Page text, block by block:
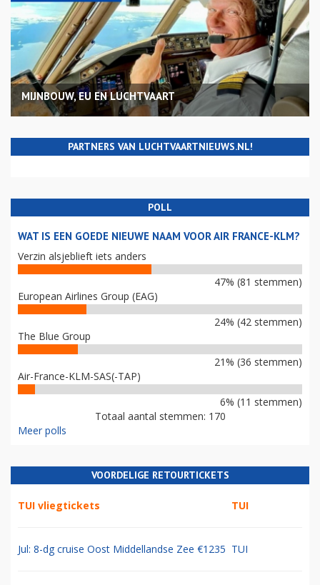
MIJNBOUW, EU EN LUCHTVAART
PARTNERS VAN LUCHTVAARTNIEUWS.NL!
POLL
WAT IS EEN GOEDE NIEUWE NAAM VOOR AIR FRANCE-KLM?
Verzin alsjeblieft iets anders
47% (81 stemmen)
European Airlines Group (EAG)
24% (42 stemmen)
The Blue Group
21% (36 stemmen)
Air-France-KLM-SAS(-TAP)
6% (11 stemmen)
Totaal aantal stemmen: 170
Meer polls
VOORDELIGE RETOURTICKETS
TUI vliegtickets TUI
Jul: 8-dg cruise Oost Middellandse Zee €1235 TUI